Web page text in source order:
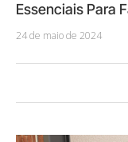
Essenciais Para
24 de maio de 2024